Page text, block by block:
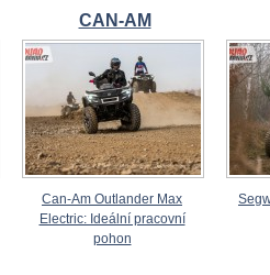
CAN-AM
Can-Am Outlander Max
Electric: Ideální pracovní
pohon